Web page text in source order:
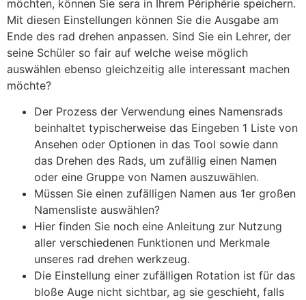
möchten, können Sie sera in Ihrem Périphérie speichern.
Mit diesen Einstellungen können Sie die Ausgabe am
Ende des rad drehen anpassen. Sind Sie ein Lehrer, der
seine Schüler so fair auf welche weise möglich
auswählen ebenso gleichzeitig alle interessant machen
möchte?
Der Prozess der Verwendung eines Namensrads
beinhaltet typischerweise das Eingeben 1 Liste von
Ansehen oder Optionen in das Tool sowie dann
das Drehen des Rads, um zufällig einen Namen
oder eine Gruppe von Namen auszuwählen.
Müssen Sie einen zufälligen Namen aus 1er großen
Namensliste auswählen?
Hier finden Sie noch eine Anleitung zur Nutzung
aller verschiedenen Funktionen und Merkmale
unseres rad drehen werkzeug.
Die Einstellung einer zufälligen Rotation ist für das
bloße Auge nicht sichtbar, ag sie geschieht, falls